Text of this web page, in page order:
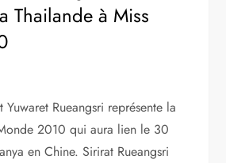
Thailande à Miss
Rueangsri représente la
2010 qui aura lien le 30
en Chine. Sirirat Rueangsri